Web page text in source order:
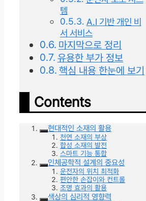
템
A.I 기반 개인 비
서 서비스
마지막으로 정리
유용한 부가 정보
핵심 내용 한눈에 보기
Contents
현대적인 소재의 활용
천연 소재의 부상
합성 소재의 발전
스마트 기능 통합
인체공학적 설계의 중요성
운전자의 위치 최적화
편안한 손잡이와 컨트롤
조명 효과의 활용
색상의 심리적 영향력